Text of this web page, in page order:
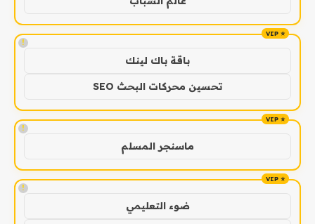
!
باقة باك لينك
تحسين محركات البحث SEO
!
ماسنجر المسلم
!
ضوء التعليمي